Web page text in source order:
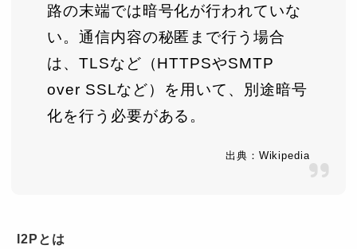
路の末端では暗号化が行われていな
い。通信内容の秘匿まで行う場合
は、TLSなど（HTTPSやSMTP
over SSLなど）を用いて、別途暗号
化を行う必要がある。
出典：Wikipedia
I2Pとは